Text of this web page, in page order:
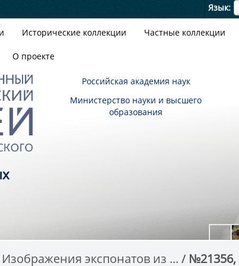
Язык
Исторические коллекции Частные коллекции
О проекте
Российская академия наук
Министерство науки и высшего
образования
Изображения экспонатов из ... №21356,